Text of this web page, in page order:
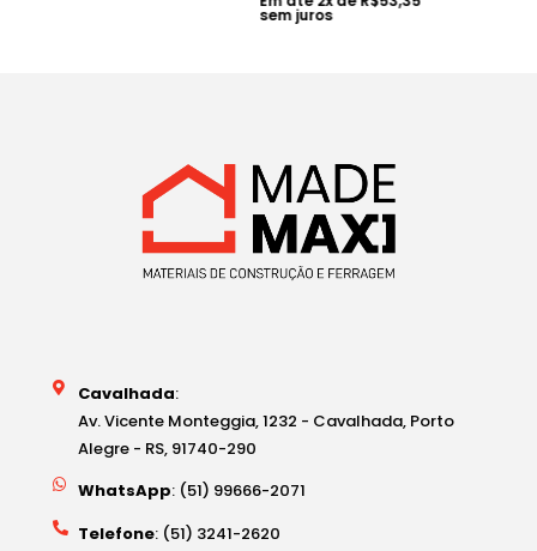
Cavalhada:
Av. Vicente Monteggia, 1232 - Cavalhada, Porto
Alegre - RS, 91740-290
WhatsApp: (51) 99666-2071
Telefone: (51) 3241-2620